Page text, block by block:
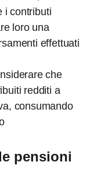
i contributi
loro una
effettuati
che
redditi a
consumando
pensioni